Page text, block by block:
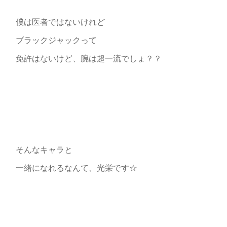
僕は医者ではないけれど
ブラックジャックって
免許はないけど、腕は超一流でしょ？？
そんなキャラと
一緒になれるなんて、光栄です☆